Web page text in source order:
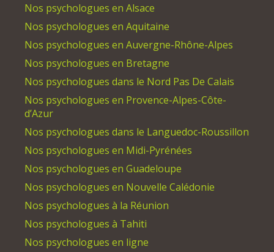
Nos psychologues en Alsace
Nos psychologues en Aquitaine
Nos psychologues en Auvergne-Rhône-Alpes
Nos psychologues en Bretagne
Nos psychologues dans le Nord Pas De Calais
Nos psychologues en Provence-Alpes-Côte-
d’Azur
Nos psychologues dans le Languedoc-Roussillon
Nos psychologues en Midi-Pyrénées
Nos psychologues en Guadeloupe
Nos psychologues en Nouvelle Calédonie
Nos psychologues à la Réunion
Nos psychologues à Tahiti
Nos psychologues en ligne